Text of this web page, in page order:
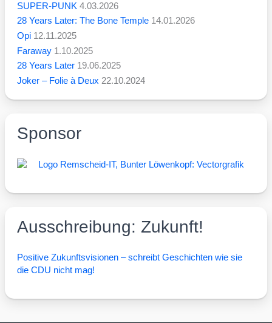
SUPER-PUNK 4.03.2026
28 Years Later: The Bone Temple 14.01.2026
Opi 12.11.2025
Faraway 1.10.2025
28 Years Later 19.06.2025
Joker – Folie à Deux 22.10.2024
Sponsor
Ausschreibung: Zukunft!
Posi­ti­ve Zukunfts­vi­sio­nen – schreibt Geschich­ten wie sie
die CDU nicht mag!